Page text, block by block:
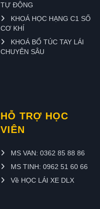
TỰ ĐỘNG
KHOÁ HỌC HẠNG C1 SỐ
CƠ KHÍ
KHOÁ BỔ TÚC TAY LÁI
CHUYÊN SÂU
HỖ TRỢ HỌC
VIÊN
MS VAN: 0362 85 88 86
MS TINH: 0962 51 60 66
Về HỌC LÁI XE DLX